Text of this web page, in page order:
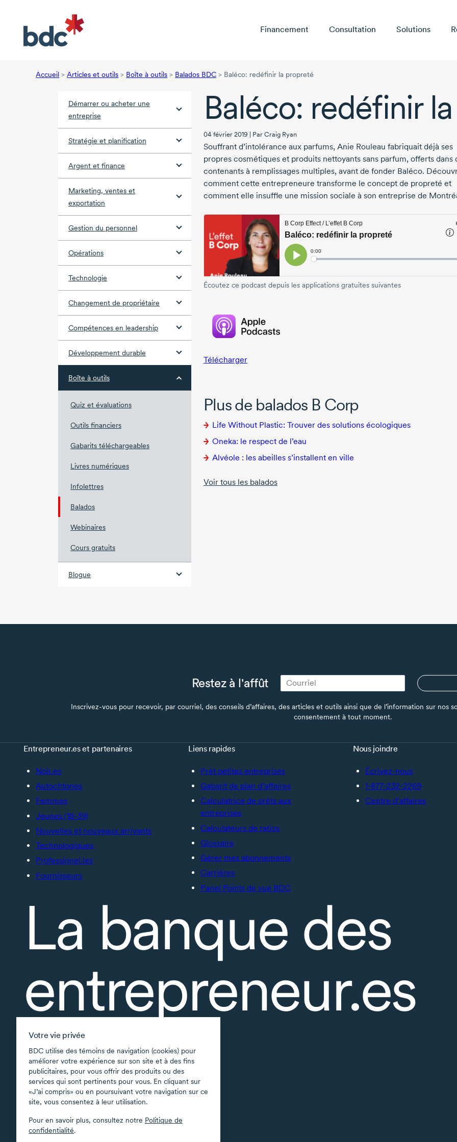
Votre vie privée
BDC utilise des témoins de navigation (cookies) pour
améliorer votre expérience sur son site et à des fins
publicitaires, pour vous offrir des produits ou des
services qui sont pertinents pour vous. En cliquant sur
«J’ai compris» ou en poursuivant votre navigation sur ce
site, vous consentez à leur utilisation.
Pour en savoir plus, consultez notre Politique de
confidentialité.
Financement Consultation Solutions
Accueil > Articles et outils > Boîte à outils > Balados BDC > Baléco: redéfinir la propreté
Démarrer ou acheter une
entreprise
Stratégie et planification
Argent et finance
Marketing, ventes et
exportation
Gestion du personnel
Opérations
Technologie
Changement de propriétaire
Compétences en leadership
Développement durable
Boîte à outils
Quiz et évaluations
Outils financiers
Gabarits téléchargeables
Livres numériques
Infolettres
Balados
Webinaires
Cours gratuits
Blogue
Baléco: redéfinir
04 février 2019 | Par Craig Ryan
Souffrant d’intolérance aux parfums, Anie Rouleau fabriquait déjà ses
propres cosmétiques et produits nettoyants sans parfum, offerts dans
contenants à remplissages multiples, avant de fonder Baléco.
comment cette entrepreneure transforme le concept de propreté et
comment elle insuffle une mission sociale à son entreprise de
Écoutez ce podcast depuis les applications gratuites suivantes
Télécharger
Plus de balados B Corp
Life Without Plastic: Trouver des solutions écologiques
Oneka: le respect de l’eau
Alvéole : les abeilles s’installent en ville
Voir tous les balados
Restez à l'affût
Inscrivez-vous pour recevoir, par courriel, des conseils d’affaires, des articles et outils ainsi que de l’information sur nos
consentement à tout moment.
Entrepreneur.es et partenaires
Noir.es
Autochtones
Femmes
Jeunes (18-39)
Nouvelles et nouveaux arrivants
Technologiques
Professionel.les
Fournisseurs
Liens rapides
Prêt petites entreprises
Gabarit de plan d’affaires
Calculatrice de prêts aux
entreprises
Calculateurs de ratios
Glossaire
Gérer mes abonnements
Carrières
Panel Points de vue BDC
Nous joindre
Écrivez-nous
1-877-232-2269
Centre d’affaires
La banque des
entrepreneur.es
À propos
Accessibilité
Applications soutenues
Carte du site
Conditions d’utilisation
Confidentialité
Sécurité
Transparence